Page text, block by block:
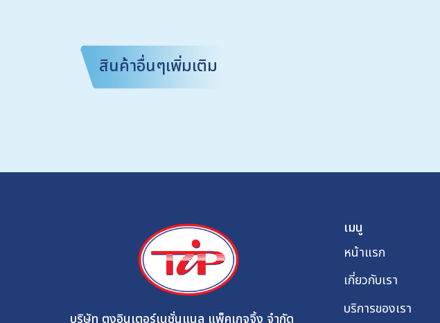
สินค้าอื่นๆเพิ่มเติม
บริษัท ตงอินเตอร์เนชั่นแนล แพ็คเกจจิ้ง จำกัด
เมนู
หน้าแรก
เกี่ยวกับเรา
บริการของเรา